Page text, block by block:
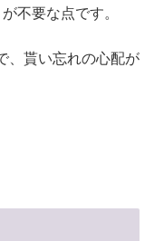
不要な点です。
、貰い忘れの心配が